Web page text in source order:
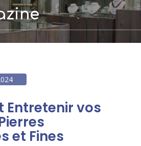
Entretenir vos
et Fines
opale - 60